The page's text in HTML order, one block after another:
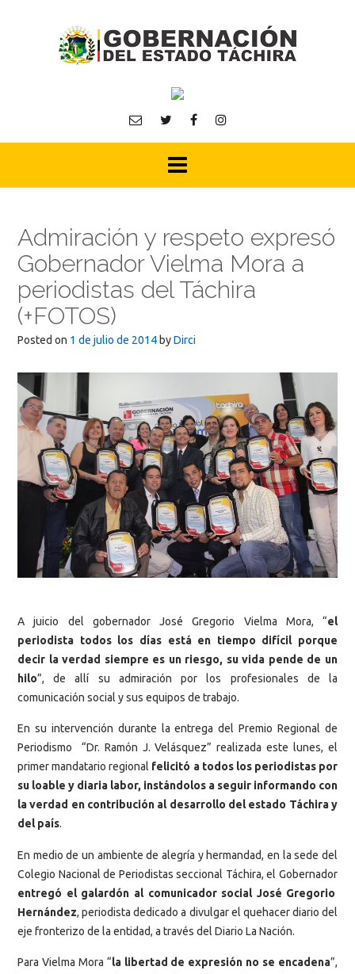
Admiración y respeto expresó
Gobernador Vielma Mora a
periodistas del Táchira
(+FOTOS)
Posted on 1 de julio de 2014 byDirci
A juicio del gobernador José Gregorio Vielma Mora, “el
periodista todos los días está en tiempo difícil porque
decir la verdad siempre es un riesgo, su vida pende de un
hilo”, de allí su admiración por los profesionales de la
comunicación social y sus equipos de trabajo.
En su intervención durante la entrega del Premio Regional de
Periodismo “Dr. Ramón J. Velásquez” realizada este lunes, el
primer mandatario regional felicitó a todos los periodistas por
su loable y diaria labor, instándolos a seguir informando con
la verdad en contribución al desarrollo del estado Táchira y
del país.
En medio de un ambiente de alegría y hermandad, en la sede del
Colegio Nacional de Periodistas seccional Táchira, el Gobernador
entregó el galardón al comunicador social José Gregorio
Hernández, periodista dedicado a divulgar el quehacer diario del
eje fronterizo de la entidad, a través del Diario La Nación.
Para Vielma Mora “la libertad de expresión no se encadena”,